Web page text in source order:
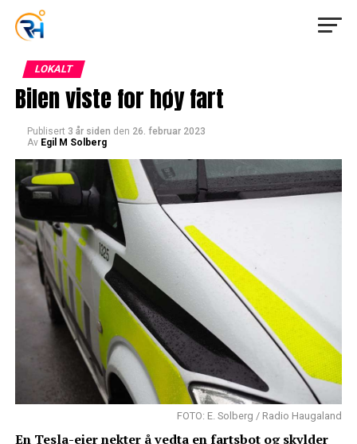
LOKALT
Bilen viste for høy fart
Publisert 3 år siden den 26. februar 2023
Av Egil M Solberg
FOTO: E. Solberg / Radio Haugaland
En Tesla-eier nekter å vedta en fartsbot og skylder